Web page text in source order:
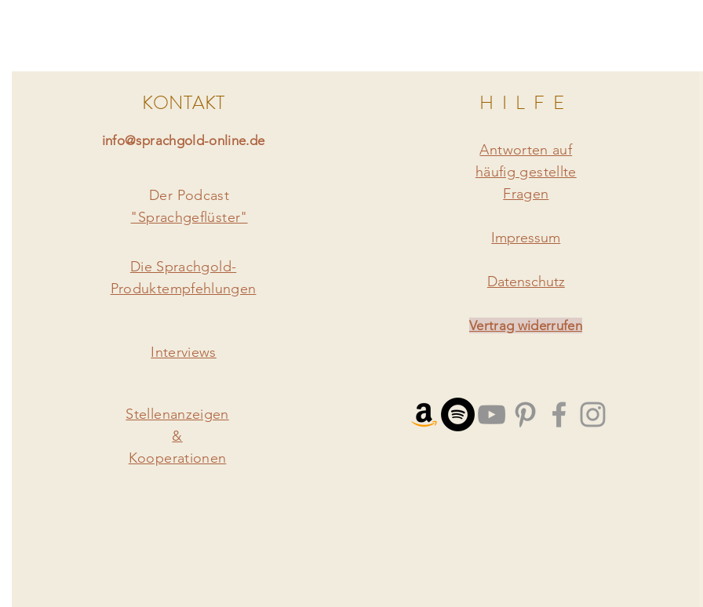
KONTAKT
info@sprachgold-online.de
Der Podcast
"Sprachgeflüster"
Die Sprachgold-
Produktempfehlungen
Interviews
Stellenanzeigen
&
Kooperationen
HILFE
Antworten auf
häufig gestellte
Fragen
Impressum
Datenschutz
Vertrag widerrufen